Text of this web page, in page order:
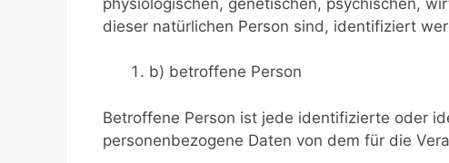
dieser natürlichen Person sind, identifiziert
b) betroffene Person
Betroffene Person ist jede identifizierte oder
personenbezogene Daten von dem für die